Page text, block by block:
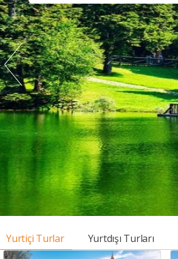
Yurtiçi Turlar Yurtdışı Turları